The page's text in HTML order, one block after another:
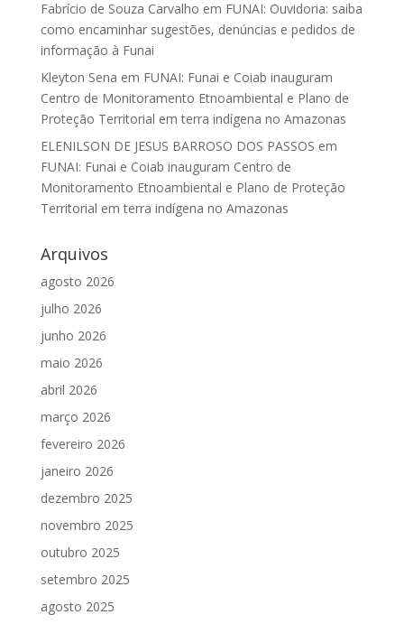
Fabrício de Souza Carvalho em FUNAI: Ouvidoria: saiba
como encaminhar sugestões, denúncias e pedidos de
informação à Funai
Kleyton Sena em FUNAI: Funai e Coiab inauguram
Centro de Monitoramento Etnoambiental e Plano de
Proteção Territorial em terra indígena no Amazonas
ELENILSON DE JESUS BARROSO DOS PASSOS em
FUNAI: Funai e Coiab inauguram Centro de
Monitoramento Etnoambiental e Plano de Proteção
Territorial em terra indígena no Amazonas
Arquivos
agosto 2026
julho 2026
junho 2026
maio 2026
abril 2026
março 2026
fevereiro 2026
janeiro 2026
dezembro 2025
novembro 2025
outubro 2025
setembro 2025
agosto 2025